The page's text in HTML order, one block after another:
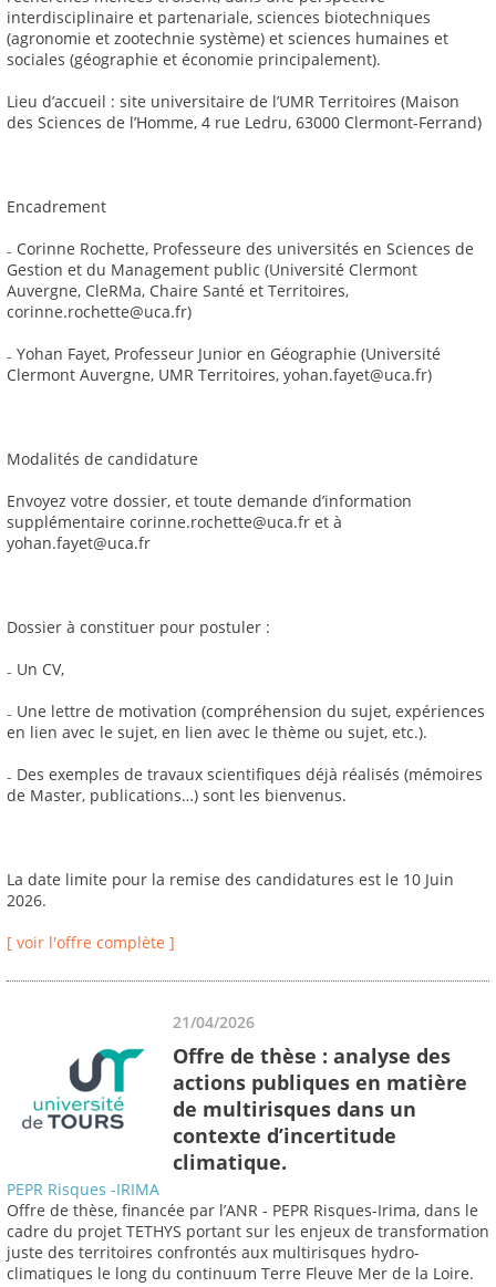
interdisciplinaire et partenariale, sciences biotechniques
(agronomie et zootechnie système) et sciences humaines et
sociales (géographie et économie principalement).
Lieu d’accueil : site universitaire de l’UMR Territoires (Maison
des Sciences de l’Homme, 4 rue Ledru, 63000 Clermont-Ferrand)
Encadrement
₋ Corinne Rochette, Professeure des universités en Sciences de
Gestion et du Management public (Université Clermont
Auvergne, CleRMa, Chaire Santé et Territoires,
corinne.rochette@uca.fr)
₋ Yohan Fayet, Professeur Junior en Géographie (Université
Clermont Auvergne, UMR Territoires, yohan.fayet@uca.fr)
Modalités de candidature
Envoyez votre dossier, et toute demande d’information
supplémentaire corinne.rochette@uca.fr et à
yohan.fayet@uca.fr
Dossier à constituer pour postuler :
₋ Un CV,
₋ Une lettre de motivation (compréhension du sujet, expériences
en lien avec le sujet, en lien avec le thème ou sujet, etc.).
₋ Des exemples de travaux scientifiques déjà réalisés (mémoires
de Master, publications…) sont les bienvenus.
La date limite pour la remise des candidatures est le 10 Juin
2026.
[ voir l'offre complète ]
21/04/2026
Offre de thèse : analyse des
actions publiques en matière
de multirisques dans un
contexte d’incertitude
climatique.
PEPR Risques -IRIMA
Offre de thèse, financée par l’ANR - PEPR Risques-Irima, dans le
cadre du projet TETHYS portant sur les enjeux de transformation
juste des territoires confrontés aux multirisques hydro-
climatiques le long du continuum Terre Fleuve Mer de la Loire.